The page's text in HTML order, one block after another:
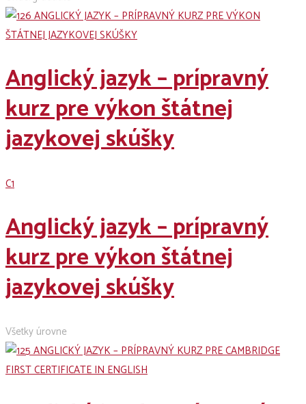
Anglický jazyk – prípravný
kurz pre výkon štátnej
jazykovej skúšky
C1
Anglický jazyk – prípravný
kurz pre výkon štátnej
jazykovej skúšky
Všetky úrovne